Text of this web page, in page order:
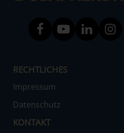
RECHTLICHES
Impressum
Datenschutz
KONTAKT